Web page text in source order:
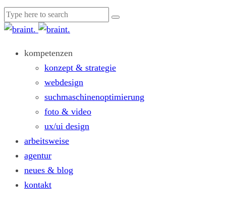
kompetenzen
konzept & strategie
webdesign
suchmaschinenoptimierung
foto & video
ux/ui design
arbeitsweise
agentur
neues & blog
kontakt